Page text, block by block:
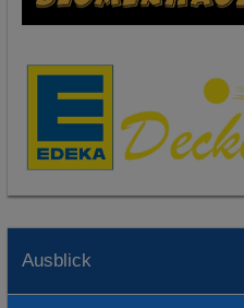
Ausblick